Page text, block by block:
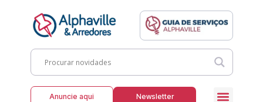
Anuncie aqui Newsletter